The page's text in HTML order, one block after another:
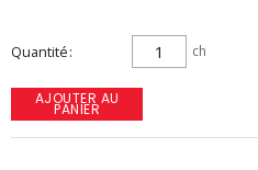
Quantité ch
AJOUTER AU
PANIER